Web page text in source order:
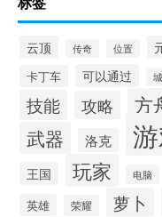
云顶 传奇 位置
卡丁车
可以通过
技能 攻略 方
武器 洛克
王国 玩家 电脑
英雄 荣耀 萝卜